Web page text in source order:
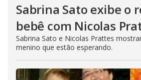
Sabrina Sato exibe o
bebê com Nicolas
Sabrina Sato e Nicolas Prattes
menino que estão esperando.